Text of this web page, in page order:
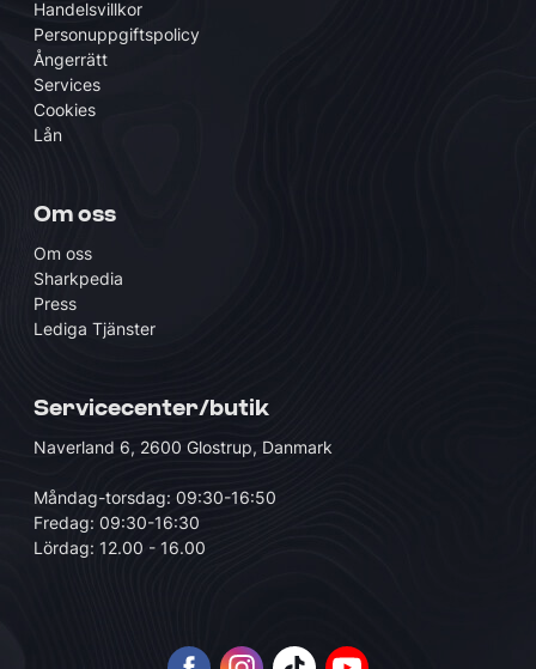
Handelsvillkor
Personuppgiftspolicy
Ångerrätt
Services
Cookies
Lån
Om oss
Om oss
Sharkpedia
Press
Lediga Tjänster
Servicecenter/butik
Naverland 6, 2600 Glostrup, Danmark
Måndag-torsdag: 09:30-16:50
Fredag: 09:30-16:30
Lördag: 12.00 - 16.00